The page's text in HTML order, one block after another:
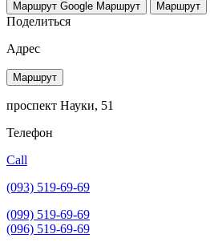
Маршрут Google Маршрут Маршрут
Поделиться
Адрес
Маршрут
проспект Науки, 51
Телефон
Call
(093) 519-69-69
(099) 519-69-69
(096) 519-69-69